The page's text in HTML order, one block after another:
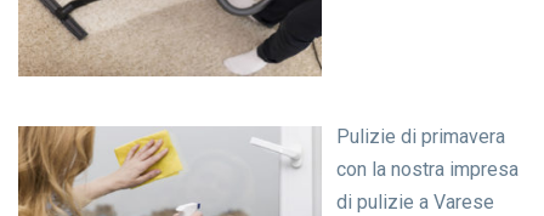
Pulizie di primavera
con la nostra impresa
di pulizie a Varese